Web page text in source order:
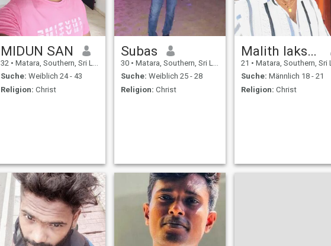
MIDUN SAN
32 • Matara, Southern, Sri Lanka
Suche: Weiblich 24 - 43
Religion: Christ
Subas
30 • Matara, Southern, Sri Lanka
Suche: Weiblich 25 - 28
Religion: Christ
Malith lakshan
21 • Matara, Southern, Sri Lanka
Suche: Männlich 18 - 21
Religion: Christ